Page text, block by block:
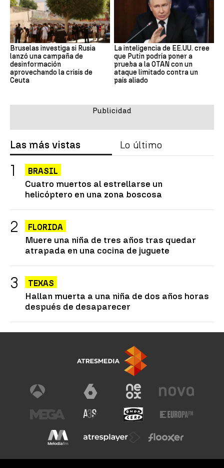
Bruselas investiga si Rusia
lanzó una campaña de
desinformación
aprovechando la crisis de
Ceuta
La inteligencia de EE.UU. cree
que Putin podría poner a
prueba a la OTAN con un
ataque limitado contra un
país aliado
Las más vistas Lo último
BRASIL
Cuatro muertos al estrellarse un
helicóptero en una zona boscosa
FLORIDA
Muere una niña de tres años tras quedar
atrapada en una cocina de juguete
TEXAS
Hallan muerta a una niña de dos años horas
después de desaparecer